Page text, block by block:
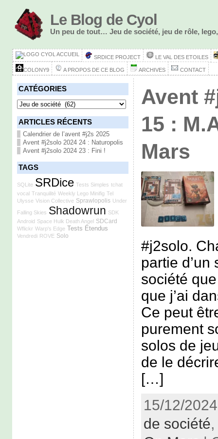
Le Blog de Cyol
Un peu de tout… Jeu de société, jeu de rôle,
ACCUEIL SRDICE PROJECT LE VAL DES ETOILES
COLONY9 A PROPOS DE CE BLOG ARCHIVES CONTACT
CATÉGORIES
Catégories
ARTICLES RÉCENTS
Calendrier de l’avent #j2s 2025
Avent #j2solo 2024 24 : Naturopolis
Avent #j2solo 2024 23 : Fini !
TAGS
SQLite SRDice Tests Simples tchat
vocal Tranquilité Weekly Lego Minifig Tel
Ulysse Vision Collective Sprawlopolis Under
Falling Skies Shadowrun SDK
Android Space Hulk Death Angel SDCard
Wflickr Warp's Edge Tests Étendus
Vendredi ROVE Solo
Avent
15 :
Mars
#j2solo.
partie d’un
société
que j’ai
Ce peut
purement
solos de
de le
[…]
15/12/
de société,